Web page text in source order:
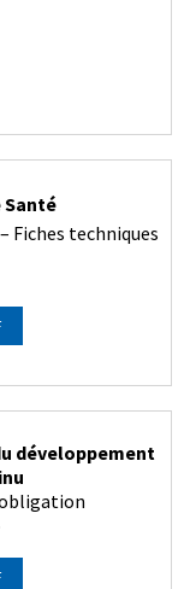
Santé
Fiches techniques
développement